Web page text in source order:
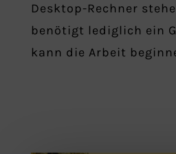
Desktop-Rechner
benötigt lediglich ein
kann die Arbeit